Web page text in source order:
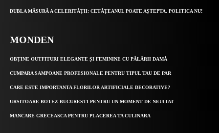
DUBLA MĂSURĂ A CELERITĂȚII: CETĂȚEANUL POATE AȘTEPTA, POLITICA NU!
MONDEN
OBȚINE OUTFITURI ELEGANTE ȘI FEMININE CU PĂLĂRII DAMĂ
CUMPARA SAMPOANE PROFESIONALE PENTRU TIPUL TAU DE PAR
CARE ESTE IMPORTANTA FLORILOR ARTIFICIALE DECORATIVE?
URSITOARE BOTEZ BUCURESTI PENTRU UN MOMENT DE NEUITAT
MANCARE GRECEASCA PENTRU PLACEREA TA CULINARA